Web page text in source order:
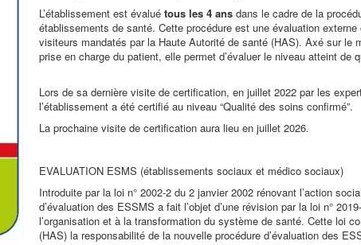
L’établissement est évalué tous les 4 ans dans le cadre de la
établissements de santé. Cette procédure est une évaluation
visiteurs mandatés par la Haute Autorité de santé (HAS). Axé sur le
prise en charge du patient, elle permet d’évaluer le niveau atteint de
Lors de sa dernière visite de certification, en juillet 2022 par les
l’établissement a été certifié au niveau “Qualité des soins confirmé”.
La prochaine visite de certification aura lieu en juillet 2026.
EVALUATION ESMS (établissements sociaux et médico sociaux)
Introduite par la loi n° 2002-2 du 2 janvier 2002 rénovant l’action
d’évaluation des ESSMS a fait l’objet d’une révision par la loi n°
l’organisation et à la transformation du système de santé. Cette loi
(HAS) la responsabilité de la nouvelle procédure d’évaluation des